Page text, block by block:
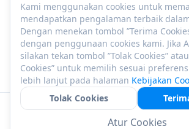
Kami menggunakan cookies untuk
mendapatkan pengalaman terbaik
Dengan menekan tombol ”Terima
dengan penggunaan cookies kami. Jika
silakan tekan tombol ”Tolak Cookies”
Cookies” untuk memilih sesuai
lebih lanjut pada halaman Kebijakan
Tolak Cookies
Atur Cookies
ID © 2026PT JALA